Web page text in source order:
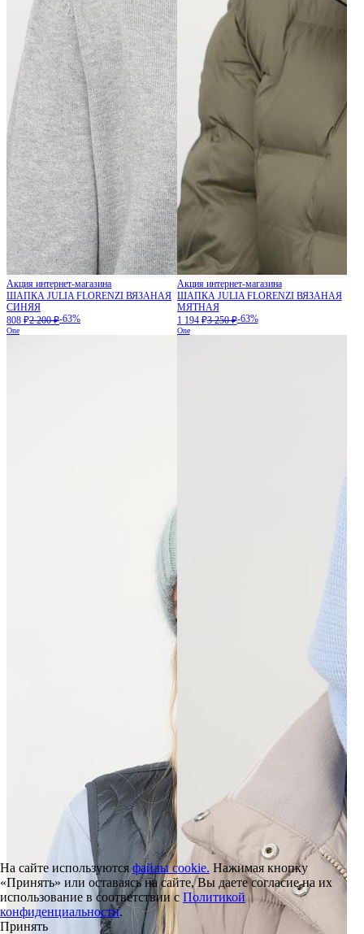
Акция интернет-магазина
ШАПКА JULIA FLORENZI ВЯЗАНАЯ
СИНЯЯ
808 ₽2 200 ₽-63%
One
Акция интернет-магазина
ШАПКА JULIA FLORENZI ВЯЗАНАЯ
МЯТНАЯ
1 194 ₽3 250 ₽-63%
One
На сайте используютсяфайлы cookie. Нажимая кнопку
«Принять» или оставаясь на сайте, Вы даете согласие на их
использование в соответствии с Политикой
конфиденциальности.
Принять